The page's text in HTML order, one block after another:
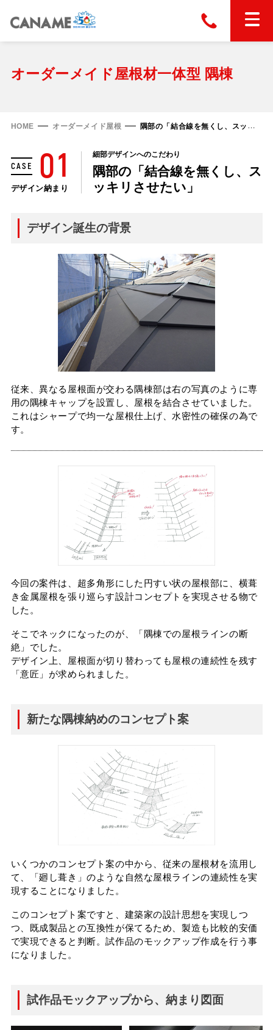
ホーム
スタンディングロック
フリーハットⅡ型
フラットライン
エコウェーブ
横葺き屋根
タイマルーフ M型
タイマルーフ F25
タイマルーフ T型
カナメ一文字葺き
洋瓦王(ヨウガオウ)
Vi65 PLUS
Vi75・Vi125
Viカバー50
換気棟システム
換気棟システム
デザイン軒樋
カナメシャープ樋
屋根の改修
ダウンロード
お問い合わせ
オーダーメイド屋根材一体型 隅棟
HOME オーダーメイド屋根 隅部の「結合線を無くし、スッキリさせたい」
CASE 01
デザイン納まり
細部デザインへのこだわり
隅部の「結合線を無くし、ス
ッキリさせたい」
デザイン誕生の背景
従来、異なる屋根面が交わる隅棟部は右の写真のように専
用の隅棟キャップを設置し、屋根を結合させていました。
これはシャープで均一な屋根仕上げ、水密性の確保の為で
す。
今回の案件は、超多角形にした円すい状の屋根部に、 横葺
き金属屋根を張り巡らす設計コンセプトを実現させる物で
した。
そこでネックになったのが、「隅棟での屋根ラインの断
絶」でした。
デザイン上、屋根面が切り替わっても屋根の連続性を残す
「意匠」が求められました。
新たな隅棟納めのコンセプト案
いくつかのコンセプト案の中から、従来の屋根材を流用し
て、「廻し葺き」のような自然な屋根ラインの連続性を実
現することになりました。
このコンセプト案ですと、建築家の設計思想を実現しつ
つ、既成製品との互換性が保てるため、製造も比較的安価
で実現できると判断。試作品のモックアップ作成を行う事
になりました。
試作品モックアップから、納まり図面